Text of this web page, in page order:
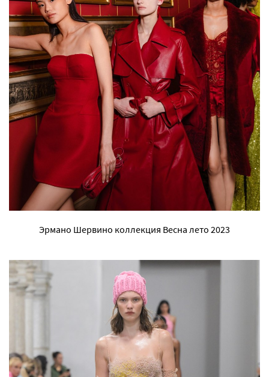
Эрмано Шервино коллекция Весна лето 2023